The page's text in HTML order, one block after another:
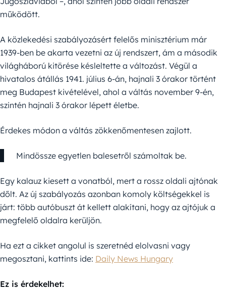
működött.
A közlekedési szabályozásért felelős minisztérium már
1939-ben be akarta vezetni az új rendszert, ám a második
világháború kitörése késleltette a változást. Végül a
hivatalos átállás 1941. július 6-án, hajnali 3 órakor történt
meg Budapest kivételével, ahol a váltás november 9-én,
szintén hajnali 3 órakor lépett életbe.
Érdekes módon a váltás zökkenőmentesen zajlott.
Mindössze egyetlen balesetről számoltak be.
Egy kalauz kiesett a vonatból, mert a rossz oldali ajtónak
dőlt. Az új szabályozás azonban komoly költségekkel is
járt: több autóbuszt át kellett alakítani, hogy az ajtójuk a
megfelelő oldalra kerüljön.
Ha ezt a cikket angolul is szeretnéd elolvasni vagy
megosztani, kattints ide: Daily News Hungary
Ez is érdekelhet: